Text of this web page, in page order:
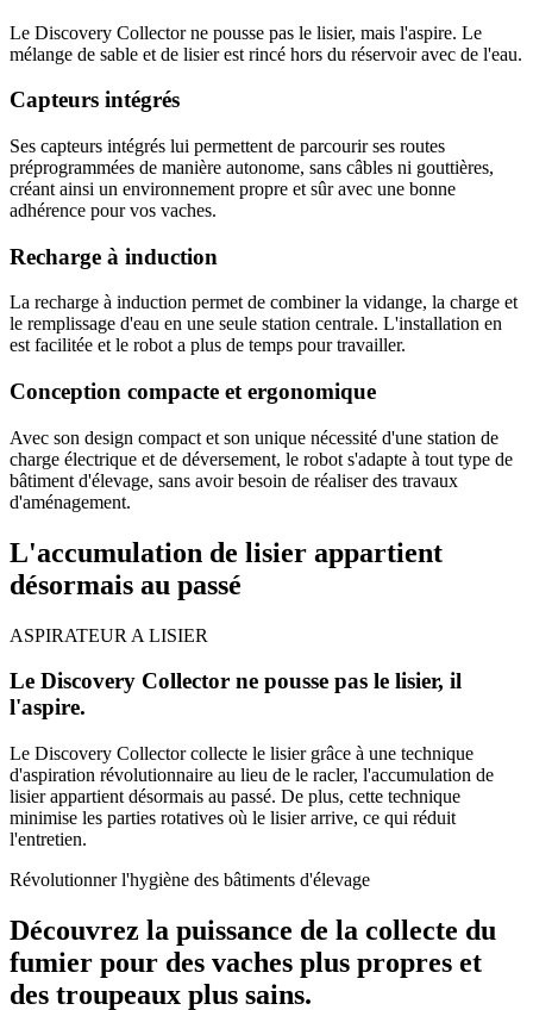
Le Discovery Collector ne pousse pas le lisier, mais l'aspire. Le
mélange de sable et de lisier est rincé hors du réservoir avec de l'eau.
Capteurs intégrés
Ses capteurs intégrés lui permettent de parcourir ses routes
préprogrammées de manière autonome, sans câbles ni gouttières,
créant ainsi un environnement propre et sûr avec une bonne
adhérence pour vos vaches.
Recharge à induction
La recharge à induction permet de combiner la vidange, la charge et
le remplissage d'eau en une seule station centrale. L'installation en
est facilitée et le robot a plus de temps pour travailler.
Conception compacte et ergonomique
Avec son design compact et son unique nécessité d'une station de
charge électrique et de déversement, le robot s'adapte à tout type de
bâtiment d'élevage, sans avoir besoin de réaliser des travaux
d'aménagement.
L'accumulation de lisier appartient
désormais au passé
ASPIRATEUR A LISIER
Le Discovery Collector ne pousse pas le lisier, il
l'aspire.
Le Discovery Collector collecte le lisier grâce à une technique
d'aspiration révolutionnaire au lieu de le racler, l'accumulation de
lisier appartient désormais au passé. De plus, cette technique
minimise les parties rotatives où le lisier arrive, ce qui réduit
l'entretien.
Révolutionner l'hygiène des bâtiments d'élevage
Découvrez la puissance de la collecte du
fumier pour des vaches plus propres et
des troupeaux plus sains.